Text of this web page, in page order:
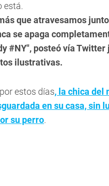
está.
que atravesamos
se apaga
#NY", posteó vía Twitter
ilustrativas.
estos días, la chica del
en su casa, sin
su perro.